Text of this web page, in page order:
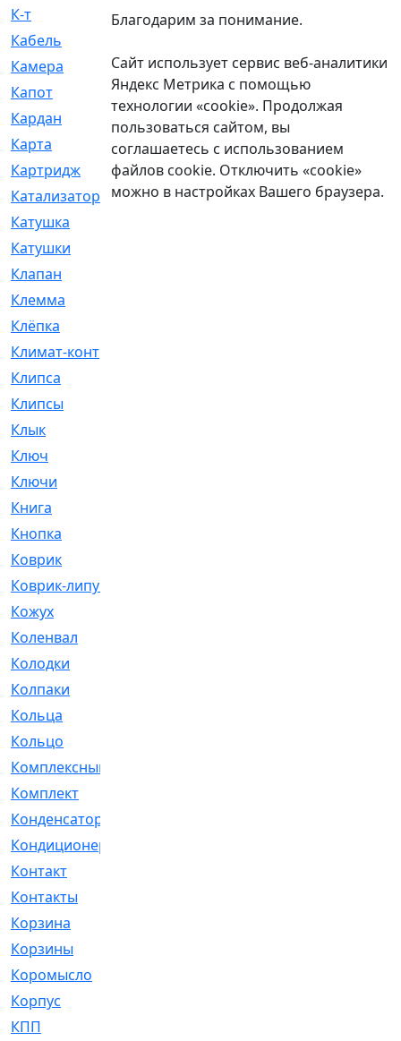
К-т
[13]
Кабель
Камера
[4]
Капот
[144]
Кардан
Карта
[2]
Картридж
[250]
Катализатор
[1]
Катушка
Катушки
Клапан
Клемма
Клёпка
Климат-контроль
Клипса
Клипсы
Клык
Ключ
Ключи
Книга
Кнопка
Коврик
Коврик-липучка
Кожух
Коленвал
Колодки
Колпаки
Кольца
Кольцо
Комплексный
Комплект
Конденсатор
Кондиционер
Контакт
Контакты
Корзина
Корзины
Коромысло
Корпус
КПП
Благодарим за понимание.
Сайт использует сервис веб-аналитики
Яндекс Метрика с помощью
технологии «cookie». Продолжая
пользоваться сайтом, вы
соглашаетесь с использованием
файлов cookie. Отключить «cookie»
можно в настройках Вашего браузера.